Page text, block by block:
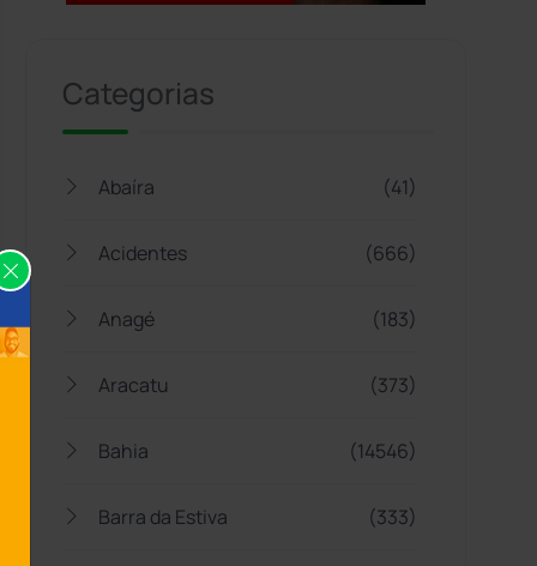
Categorias
Abaíra (41)
Acidentes (666)
Anagé (183)
Aracatu (373)
Bahia (14546)
Barra da Estiva (333)